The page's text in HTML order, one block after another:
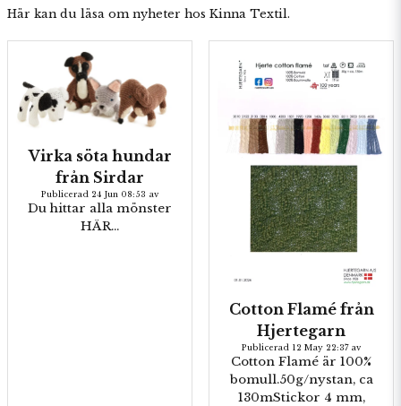
Här kan du läsa om nyheter hos Kinna Textil.
Virka söta hundar
från Sirdar
Publicerad 24 Jun 08:53 av
Du hittar alla mönster
HÄR...
Cotton Flamé från
Hjertegarn
Publicerad 12 May 22:37 av
Cotton Flamé är 100%
bomull.50g/nystan, ca
130mStickor 4 mm,